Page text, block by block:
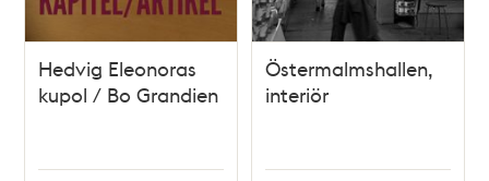
Hedvig Eleonoras
kupol / Bo Grandien
Östermalmshallen,
interiör